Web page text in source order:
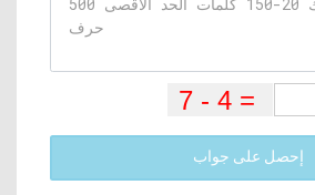
إحصل على جواب